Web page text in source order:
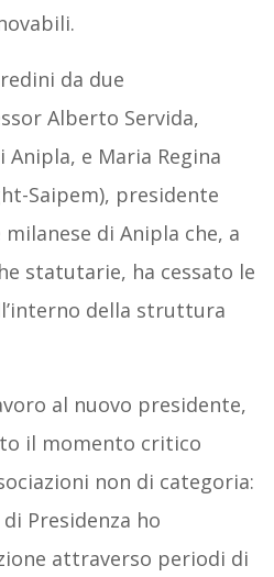
da due
Alberto Servida,
e Maria Regina
Saipem), presidente
di Anipla che, a
statutarie, ha cessato le
della struttura
al nuovo presidente,
il momento critico
non di categoria:
Presidenza ho
attraverso periodi di